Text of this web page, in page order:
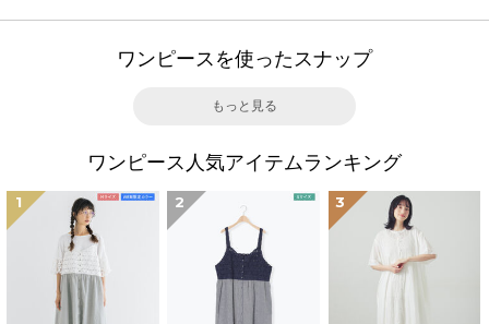
ワンピースを使ったスナップ
もっと見る
ワンピース人気アイテムランキング
1 2 3